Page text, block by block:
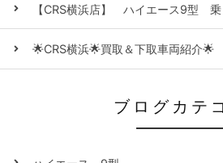
【CRS横浜店】 ハイエース9型 乗
🌟CRS横浜🌟買取＆下取車両紹介🌟
ブログカテ